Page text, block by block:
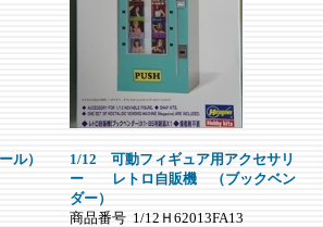
ル）
1/12 可動フィギュア用アクセサリ
ー レトロ自販機 （ブックベン
ダー）
商品番号 1/12Ｈ62013FA13